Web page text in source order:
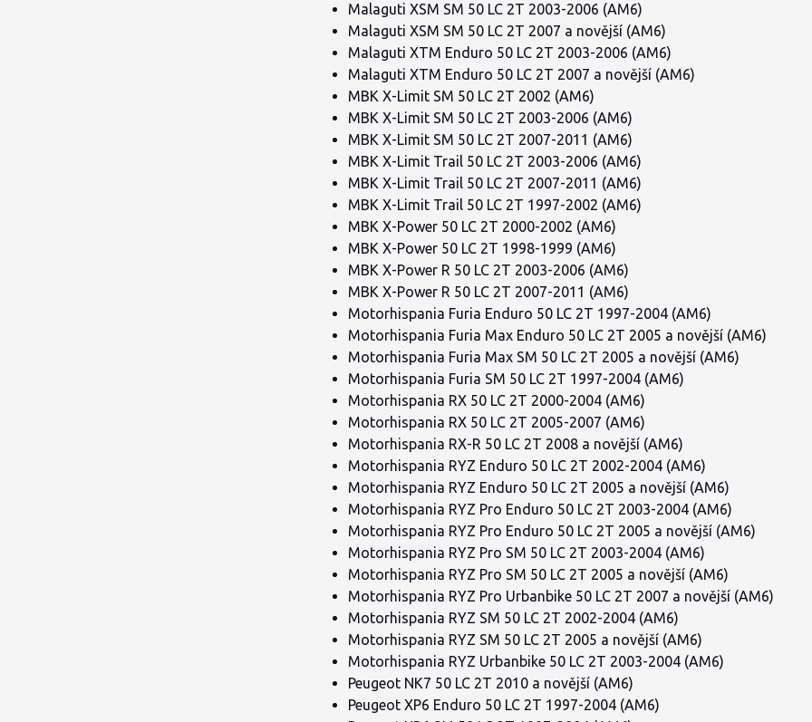
Malaguti XSM SM 50 LC 2T 2003-2006 (AM6)
Malaguti XSM SM 50 LC 2T 2007 a novější (AM6)
Malaguti XTM Enduro 50 LC 2T 2003-2006 (AM6)
Malaguti XTM Enduro 50 LC 2T 2007 a novější (AM6)
MBK X-Limit SM 50 LC 2T 2002 (AM6)
MBK X-Limit SM 50 LC 2T 2003-2006 (AM6)
MBK X-Limit SM 50 LC 2T 2007-2011 (AM6)
MBK X-Limit Trail 50 LC 2T 2003-2006 (AM6)
MBK X-Limit Trail 50 LC 2T 2007-2011 (AM6)
MBK X-Limit Trail 50 LC 2T 1997-2002 (AM6)
MBK X-Power 50 LC 2T 2000-2002 (AM6)
MBK X-Power 50 LC 2T 1998-1999 (AM6)
MBK X-Power R 50 LC 2T 2003-2006 (AM6)
MBK X-Power R 50 LC 2T 2007-2011 (AM6)
Motorhispania Furia Enduro 50 LC 2T 1997-2004 (AM6)
Motorhispania Furia Max Enduro 50 LC 2T 2005 a novější (AM6)
Motorhispania Furia Max SM 50 LC 2T 2005 a novější (AM6)
Motorhispania Furia SM 50 LC 2T 1997-2004 (AM6)
Motorhispania RX 50 LC 2T 2000-2004 (AM6)
Motorhispania RX 50 LC 2T 2005-2007 (AM6)
Motorhispania RX-R 50 LC 2T 2008 a novější (AM6)
Motorhispania RYZ Enduro 50 LC 2T 2002-2004 (AM6)
Motorhispania RYZ Enduro 50 LC 2T 2005 a novější (AM6)
Motorhispania RYZ Pro Enduro 50 LC 2T 2003-2004 (AM6)
Motorhispania RYZ Pro Enduro 50 LC 2T 2005 a novější (AM6)
Motorhispania RYZ Pro SM 50 LC 2T 2003-2004 (AM6)
Motorhispania RYZ Pro SM 50 LC 2T 2005 a novější (AM6)
Motorhispania RYZ Pro Urbanbike 50 LC 2T 2007 a novější (AM6)
Motorhispania RYZ SM 50 LC 2T 2002-2004 (AM6)
Motorhispania RYZ SM 50 LC 2T 2005 a novější (AM6)
Motorhispania RYZ Urbanbike 50 LC 2T 2003-2004 (AM6)
Peugeot NK7 50 LC 2T 2010 a novější (AM6)
Peugeot XP6 Enduro 50 LC 2T 1997-2004 (AM6)